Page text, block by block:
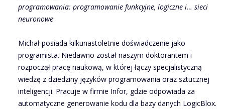
programowania: programowanie funkcyjne, logiczne i… sieci
neuronowe
Michał posiada kilkunastoletnie doświadczenie jako
programista. Niedawno został naszym doktorantem i
rozpoczął pracę naukową, w której łączy specjalistyczną
wiedzę z dziedziny języków programowania oraz sztucznej
inteligencji. Pracuje w firmie Infor, gdzie odpowiada za
automatyczne generowanie kodu dla bazy danych LogicBlox.